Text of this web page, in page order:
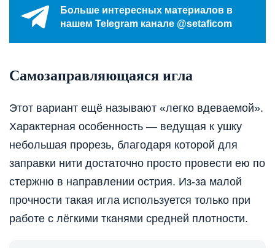
Больше интересных материалов в
нашем Telegram канале @setaficom
Самозаправляющаяся игла
Этот вариант ещё называют «легко вдеваемой».
Характерная особенность — ведущая к ушку
небольшая прорезь, благодаря которой для
заправки нити достаточно просто провести ею по
стержню в направлении острия. Из-за малой
прочности такая игла используется только при
работе с лёгкими тканями средней плотности.